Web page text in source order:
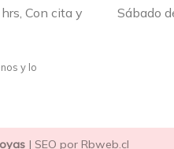
Con cita y
y lo
Sábado
| SEO por Rbweb.cl